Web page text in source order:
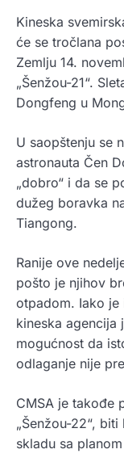
Kineska
će se tročlana
Zemlju 14.
„Šenžou-21“.
Dongfeng u
U saopštenju se
astronauta Čen
„dobro“ i da se
dužeg boravka
Tiangong.
Ranije ove
pošto je njihov
otpadom. Iako je
kineska agencija
mogućnost da
odlaganje nije
CMSA je takođe
„Šenžou-22“,
skladu sa